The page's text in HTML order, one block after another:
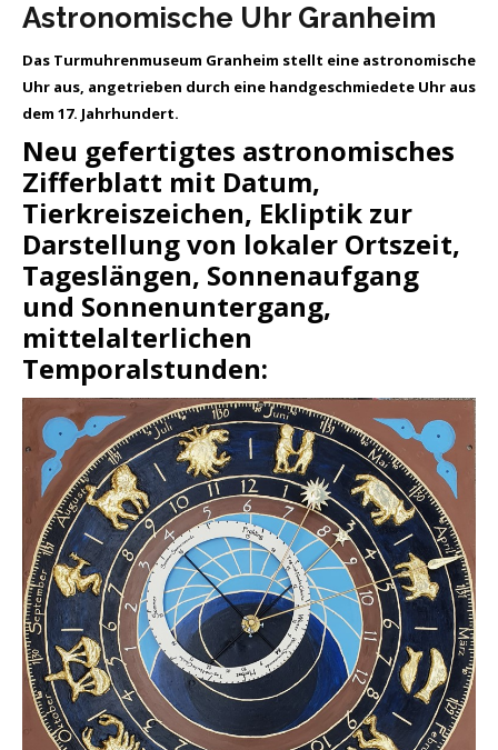
Astronomische Uhr Granheim
Das Turmuhrenmuseum Granheim stellt eine astronomische
Uhr aus, angetrieben durch eine handgeschmiedete Uhr aus
dem 17. Jahrhundert.
Neu gefertigtes astronomisches
Zifferblatt mit Datum,
Tierkreiszeichen, Ekliptik zur
Darstellung von lokaler Ortszeit,
Tageslängen, Sonnenaufgang
und Sonnenuntergang,
mittelalterlichen
Temporalstunden: